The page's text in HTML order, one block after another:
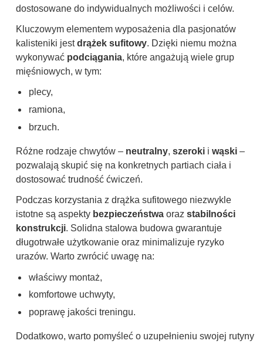
dostosowane do indywidualnych możliwości i celów.
Kluczowym elementem wyposażenia dla pasjonatów
kalisteniki jestdrążek sufitowy. Dzięki niemu można
wykonywać podciągania, które angażują wiele grup
mięśniowych, w tym:
plecy,
ramiona,
brzuch.
Różne rodzaje chwytów – neutralny, szeroki i wąski –
pozwalają skupić się na konkretnych partiach ciała i
dostosować trudność ćwiczeń.
Podczas korzystania z drążka sufitowego niezwykle
istotne są aspekty bezpieczeństwa oraz stabilności
konstrukcji. Solidna stalowa budowa gwarantuje
długotrwałe użytkowanie oraz minimalizuje ryzyko
urazów. Warto zwrócić uwagę na:
właściwy montaż,
komfortowe uchwyty,
poprawę jakości treningu.
Dodatkowo, warto pomyśleć o uzupełnieniu swojej rutyny